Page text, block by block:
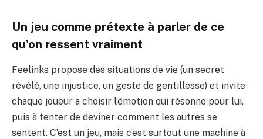
Un jeu comme prétexte à parler de ce
qu’on ressent vraiment
Feelinks propose des situations de vie (un secret
révélé, une injustice, un geste de gentillesse) et invite
chaque joueur à choisir l’émotion qui résonne pour lui,
puis à tenter de deviner comment les autres se
sentent. C’est un jeu, mais c’est surtout une machine à